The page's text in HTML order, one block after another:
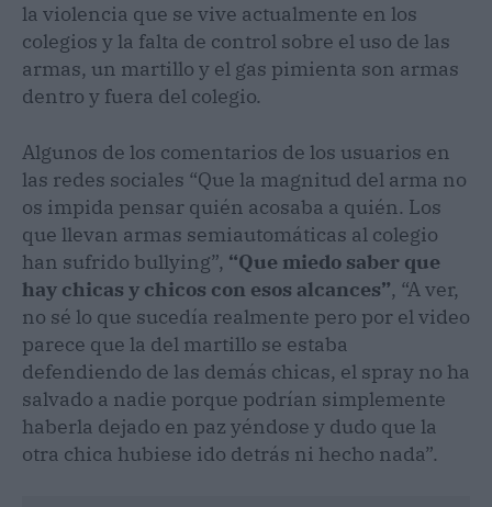
la violencia que se vive actualmente en los
colegios y la falta de control sobre el uso de las
armas, un martillo y el gas pimienta son armas
dentro y fuera del colegio.
Algunos de los comentarios de los usuarios en
las redes sociales “Que la magnitud del arma no
os impida pensar quién acosaba a quién. Los
que llevan armas semiautomáticas al colegio
han sufrido bullying”, “Que miedo saber que
hay chicas y chicos con esos alcances”, “A ver,
no sé lo que sucedía realmente pero por el video
parece que la del martillo se estaba
defendiendo de las demás chicas, el spray no ha
salvado a nadie porque podrían simplemente
haberla dejado en paz yéndose y dudo que la
otra chica hubiese ido detrás ni hecho nada”.